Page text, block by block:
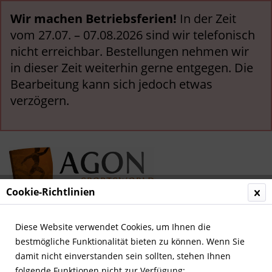
Wir machen Betriebsferien! In der Zeit
vom 27.07. – 07.08.2026 sind wir telefonisch
nicht erreichbar. Bestellungen nehmen wir
in dieser Zeit weiterhin gerne entgegen. Die
Bearbeitung kann sich jedoch etwas
verzögern.
Menü
Übersicht Olympia 1940-1968
Cookie-Richtlinien
Diese Website verwendet Cookies, um Ihnen die
bestmögliche Funktionalität bieten zu können. Wenn Sie
damit nicht einverstanden sein sollten, stehen Ihnen